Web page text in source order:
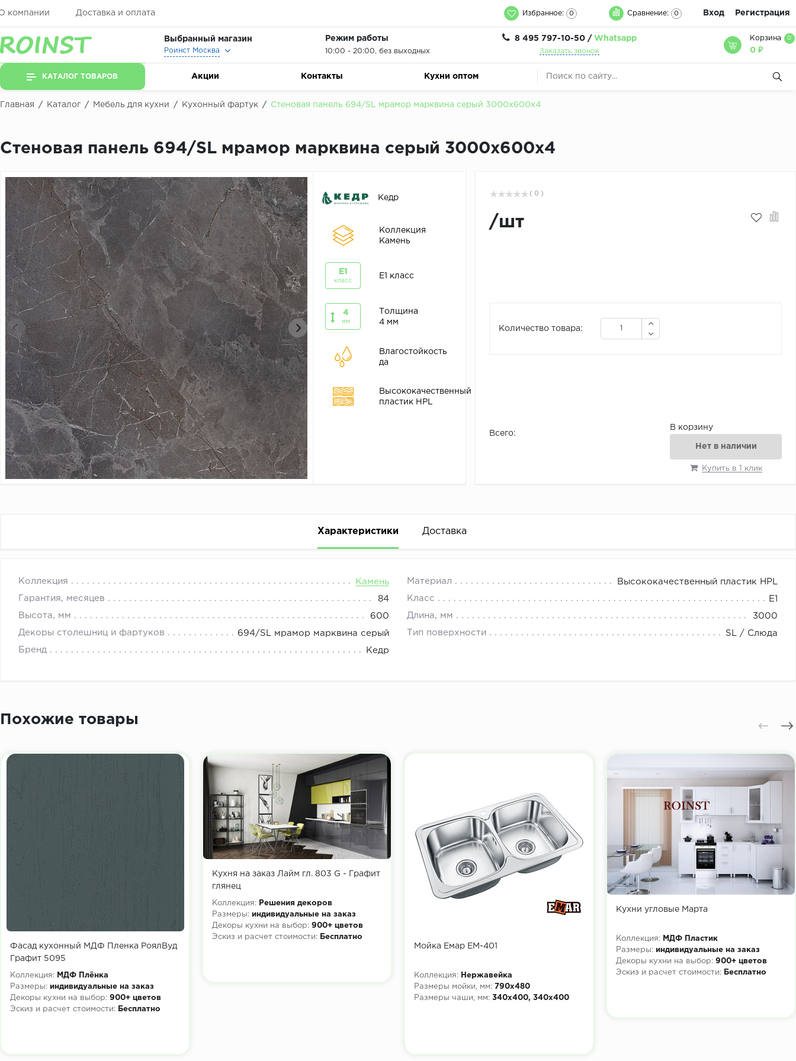
компании Доставка и оплата Избранное: 0 Сравнение: 0 Вход Регистрация
Выбранный магазин
Роинст Москва
Режим работы
10:00 - 20:00, без выходных
8 495 797-10-50 / Whatsapp
Заказать звонок
Корзина 0
0 ₽
КАТАЛОГ ТОВАРОВ Акции Контакты Кухни оптом
Главная / Каталог / Мебель для кухни / Кухонный фартук / Стеновая панель 694/SL мрамор марквина серый 3000х600х4
Стеновая панель 694/SL мрамор марквина серый 3000х600х4
Кедр
Коллекция
Камень
E1
класс
E1 класс
4
мм
Толщина
4 мм
Влагостойкость
да
Высококачественный
пластик HPL
( 0 )
/шт
Количество товара:
Всего:
В корзину
Нет в наличии
Купить в 1 клик
Характеристики Доставка
Коллекция Камень Материал Высококачественный пластик HPL
Гарантия, месяцев 84 Класс E1
Высота, мм 600 Длина, мм 3000
Декоры столешниц и фартуков 694/SL мрамор марквина серый Тип поверхности SL / Слюда
Бренд Кедр
Похожие товары
Фасад кухонный МДФ Пленка РоялВуд
Графит 5095
Коллекция:
МДФ Плёнка
Размеры: индивидуальные на заказ
Декоры кухни на выбор: 900+ цветов
Эскиз и расчет стоимости:
Бесплатно
Кухня на заказ Лайм гл. 803 G - Графит
глянец
Коллекция:
Решения декоров
Размеры: индивидуальные на заказ
Декоры кухни на выбор: 900+ цветов
Эскиз и расчет стоимости:
Бесплатно
Мойка Емар ЕМ-401
Коллекция:
Нержавейка
Размеры мойки, мм: 790х480
Размеры чаши, мм: 340х400, 340х400
Кухни угловые Марта
Коллекция:
МДФ Пластик
Размеры: индивидуальные на заказ
Декоры кухни на выбор: 900+ цветов
Эскиз и расчет стоимости:
Бесплатно